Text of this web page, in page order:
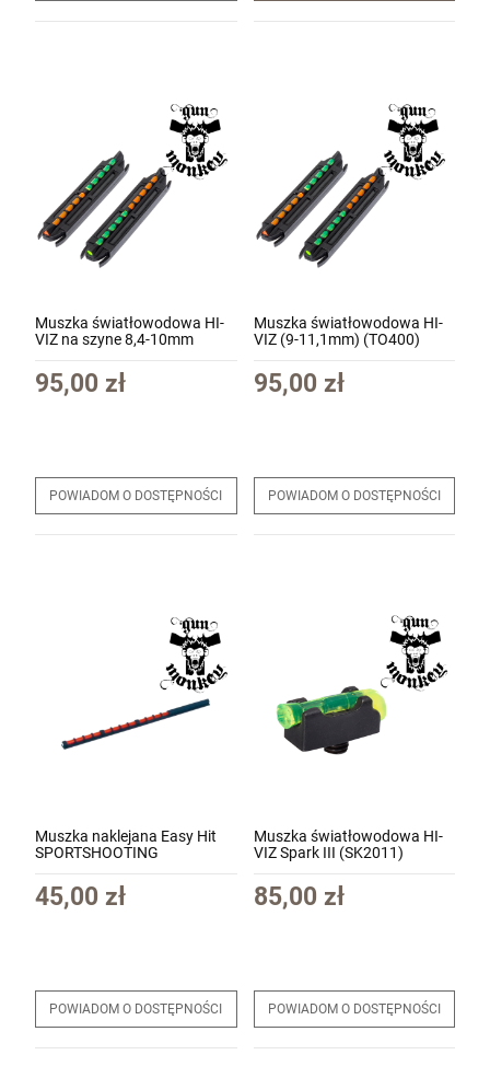
Muszka światłowodowa HI-
VIZ na szyne 8,4-10mm
95,00 zł
POWIADOM O DOSTĘPNOŚCI
Muszka światłowodowa HI-
VIZ (9-11,1mm) (TO400)
95,00 zł
POWIADOM O DOSTĘPNOŚCI
Muszka naklejana Easy Hit
SPORTSHOOTING
światłowodowa
kol.czerwona 2,5mm (luzem)
45,00 zł
POWIADOM O DOSTĘPNOŚCI
Muszka światłowodowa HI-
VIZ Spark III (SK2011)
85,00 zł
POWIADOM O DOSTĘPNOŚCI